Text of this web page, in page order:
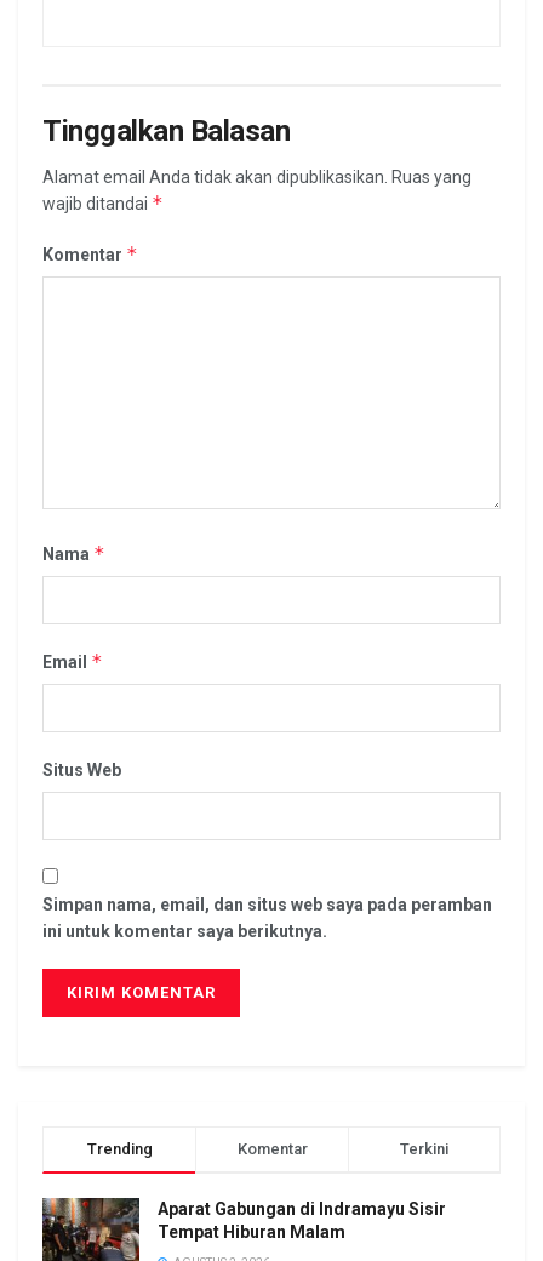
Tinggalkan Balasan
Alamat email Anda tidak akan dipublikasikan. Ruas yang
wajib ditandai *
Komentar *
Nama *
Email *
Situs Web
Simpan nama, email, dan situs web saya pada peramban
ini untuk komentar saya berikutnya.
Trending Komentar Terkini
Aparat Gabungan di Indramayu Sisir
Tempat Hiburan Malam